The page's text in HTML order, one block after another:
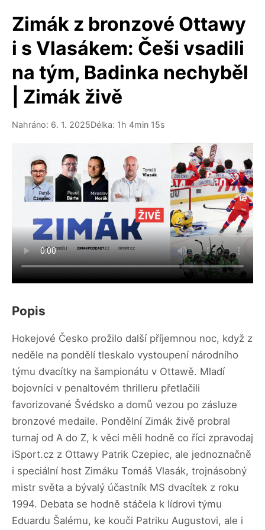
Zimák z bronzové Ottawy
i s Vlasákem: Češi vsadili
na tým, Badinka nechyběl
| Zimák živě
Nahráno: 6. 1. 2025Délka: 1h 4min 15s
Popis
Hokejové Česko prožilo další příjemnou noc, když z
neděle na pondělí tleskalo vystoupení národního
týmu dvacítky na šampionátu v Ottawě. Mladí
bojovníci v penaltovém thrilleru přetlačili
favorizované Švédsko a domů vezou po zásluze
bronzové medaile. Pondělní Zimák živě probral
turnaj od A do Z, k věci měli hodně co říci zpravodaj
iSport.cz z Ottawy Patrik Czepiec, ale jednoznačně
i speciální host Zimáku Tomáš Vlasák, trojnásobný
mistr světa a bývalý účastník MS dvacítek z roku
1994. Debata se hodně stáčela k lídrovi týmu
Eduardu Šalému, ke kouči Patriku Augustovi, ale i